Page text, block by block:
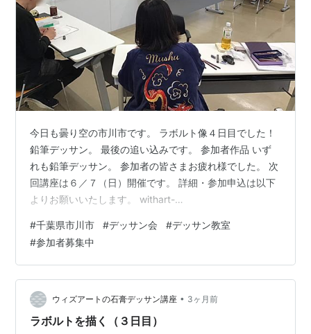
今日も曇り空の市川市です。 ラボルト像４日目でした！
鉛筆デッサン。 最後の追い込みです。 参加者作品 いず
れも鉛筆デッサン。 参加者の皆さまお疲れ様でした。 次
回講座は６／７（日）開催です。 詳細・参加申込は以下
よりお願いいたします。 withart-
心よりお待ちしております。 ーーーーー 各種SNSやって
ます。 是非フォローよろしくお願いします☆
▼X（Twitter） https://twitter.com/withart_sekkou
▼Instagram https://www.instagram.com/wi…
#千葉県市川市 #デッサン会 #デッサン教室
#参加者募集中
ウィズアートの石膏デッサン講座 • 3ヶ月前
ラボルトを描く（３日目）